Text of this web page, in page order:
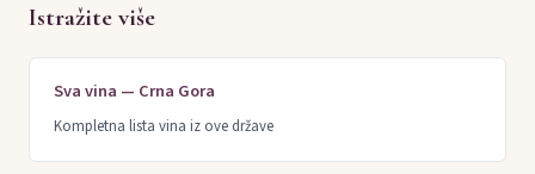
Istražite više
Sva vina — Crna Gora
Kompletna lista vina iz ove države